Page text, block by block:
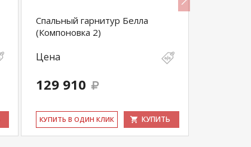
Спальный гарнитур Белла
(Компоновка 2)
Цена
129 910
КУ­ПИТЬ В ОДИН КЛИК КУПИТЬ